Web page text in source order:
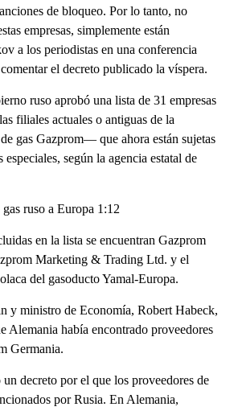
de bloqueo. Por lo tanto, no
empresas, simplemente están
a los periodistas en una conferencia
el decreto publicado la víspera.
ruso aprobó una lista de 31 empresas
filiales actuales o antiguas de la
gas Gazprom— que ahora están sujetas
especiales, según la agencia estatal de
ruso a Europa 1:12
en la lista se encuentran Gazprom
Marketing & Trading Ltd. y el
del gasoducto Yamal-Europa.
y ministro de Economía, Robert Habeck,
Alemania había encontrado proveedores
Germania.
decreto por el que los proveedores de
por Rusia. En Alemania,